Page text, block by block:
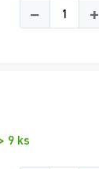
− +
9 ks